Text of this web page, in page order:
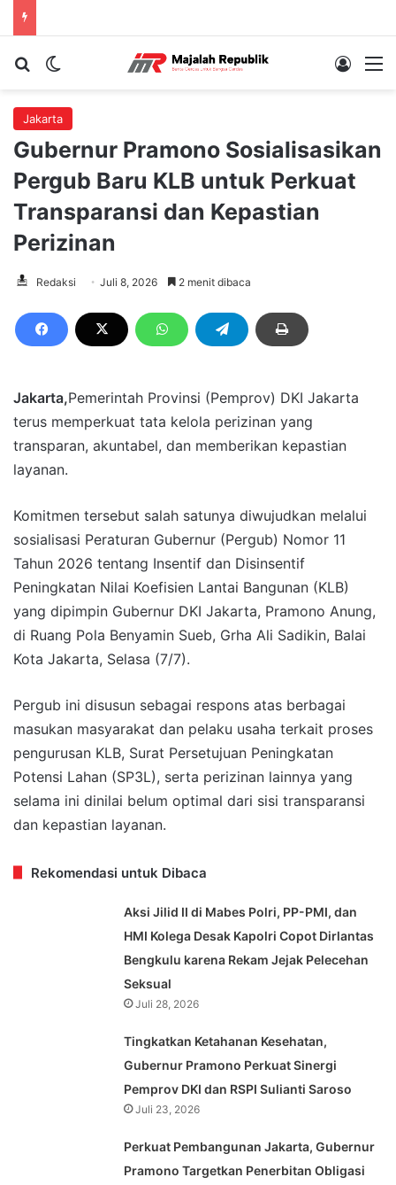
Cari berita...Switch skin Log In
Jakarta
Gubernur Pramono Sosialisasikan
Pergub Baru KLB untuk Perkuat
Transparansi dan Kepastian
Perizinan
Redaksi Juli 8, 2026 2 menit dibaca
Jakarta,Pemerintah Provinsi (Pemprov) DKI Jakarta
terus memperkuat tata kelola perizinan yang
transparan, akuntabel, dan memberikan kepastian
layanan.
Komitmen tersebut salah satunya diwujudkan melalui
sosialisasi Peraturan Gubernur (Pergub) Nomor 11
Tahun 2026 tentang Insentif dan Disinsentif
Peningkatan Nilai Koefisien Lantai Bangunan (KLB)
yang dipimpin Gubernur DKI Jakarta, Pramono Anung,
di Ruang Pola Benyamin Sueb, Grha Ali Sadikin, Balai
Kota Jakarta, Selasa (7/7).
Pergub ini disusun sebagai respons atas berbagai
masukan masyarakat dan pelaku usaha terkait proses
pengurusan KLB, Surat Persetujuan Peningkatan
Potensi Lahan (SP3L), serta perizinan lainnya yang
selama ini dinilai belum optimal dari sisi transparansi
dan kepastian layanan.
Rekomendasi untuk Dibaca
Aksi Jilid II di Mabes Polri, PP-PMI, dan
HMI Kolega Desak Kapolri Copot Dirlantas
Bengkulu karena Rekam Jejak Pelecehan
Seksual
Juli 28, 2026
Tingkatkan Ketahanan Kesehatan,
Gubernur Pramono Perkuat Sinergi
Pemprov DKI dan RSPI Sulianti Saroso
Juli 23, 2026
Perkuat Pembangunan Jakarta, Gubernur
Pramono Targetkan Penerbitan Obligasi